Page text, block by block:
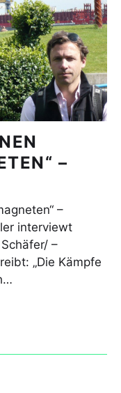
–
–
interviewt
–
„Die Kämpfe